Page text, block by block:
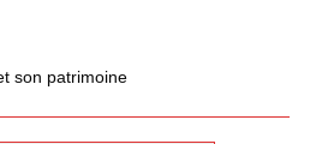
son patrimoine